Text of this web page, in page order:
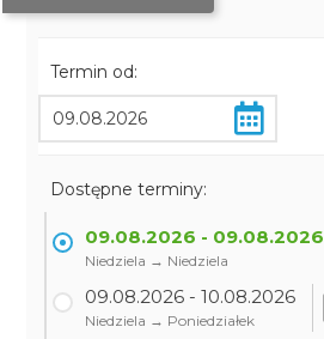
Termin od:
Dostępne terminy:
09.08.2026 - 09.08.2026
Niedziela → Niedziela
09.08.2026 - 10.08.2026
Niedziela → Poniedziałek